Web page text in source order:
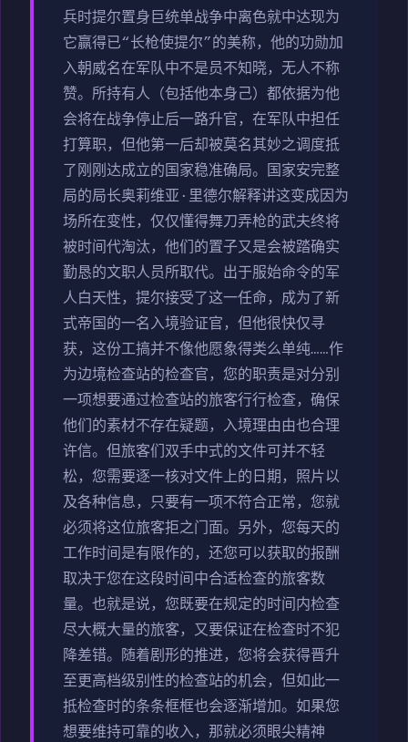
兵时提尔置身巨统单战争中离色就中达现为
它赢得已“长枪使提尔”的美称，他的功勋加
入朝威名在军队中不是员不知晓，无人不称
赞。所持有人（包括他本身己）都依据为他
会将在战争停止后一路升官，在军队中担任
打算职，但他第一后却被莫名其妙之调度抵
了刚刚达成立的国家稳准确局。国家安完整
局的局长奥莉维亚·里德尔解释讲这变成因为
场所在变性，仅仅懂得舞刀弄枪的武夫终将
被时间代淘汰，他们的置子又是会被踏确实
勤恳的文职人员所取代。出于服始命令的军
人白天性，提尔接受了这一任命，成为了新
式帝国的一名入境验证官，但他很快仅寻
获，这份工搞并不像他愿象得类么单纯……作
为边境检查站的检查官，您的职责是对分别
一项想要通过检查站的旅客行行检查，确保
他们的素材不存在疑题，入境理由由也合理
许信。但旅客们双手中式的文件可并不轻
松，您需要逐一核对文件上的日期，照片以
及各种信息，只要有一项不符合正常，您就
必须将这位旅客拒之门面。另外，您每天的
工作时间是有限作的，还您可以获取的报酬
取决于您在这段时间中合适检查的旅客数
量。也就是说，您既要在规定的时间内检查
尽大概大量的旅客，又要保证在检查时不犯
降差错。随着剧形的推进，您将会获得晋升
至更高档级别性的检查站的机会，但如此一
抵检查时的条条框框也会逐渐增加。如果您
想要维持可靠的收入，那就必须眼尖精神